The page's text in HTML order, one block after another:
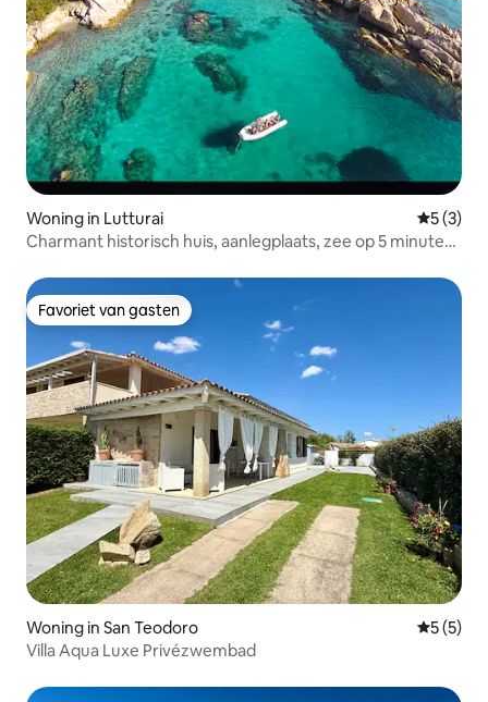
Woning in Lutturai
5 (3)
Charmant historisch huis, aanlegplaats, zee op 5 minuten
Favoriet van gasten
Favoriet van gasten
Woning in San Teodoro
5 (5)
Villa Aqua Luxe Privézwembad